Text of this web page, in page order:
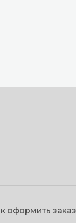
оформить заказ